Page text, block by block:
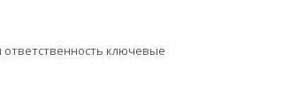
ответственность ключевые